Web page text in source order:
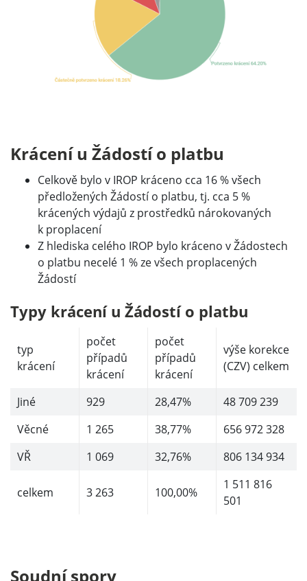
Krácení u Žádostí o platbu
Celkově bylo v IROP kráceno cca 16 % všech
předložených Žádostí o platbu, tj. cca 5 %
krácených výdajů z prostředků nárokovaných
k proplacení
Z hlediska celého IROP bylo kráceno v Žádostech
o platbu necelé 1 % ze všech proplacených
Žádostí
Typy krácení u Žádostí o platbu
typ
krácení
počet
případů
krácení
počet
případů
krácení
výše korekce
(CZV) celkem
Jiné 929 28,47%
48 709 239
Věcné
1 265 38,77%
656 972 328
VŘ
1 069 32,76% 806 134 934
celkem 3 263 100,00%
1 511 816
501
Soudní spory